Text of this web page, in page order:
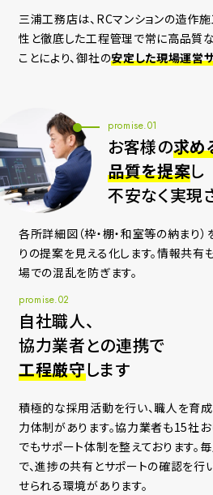
三浦工務店は、RCマンションの造作
性と徹底した工程管理で常に高品質
ことにより、御社の安定した現場運営
promise.01
お客様の求め
品質を提案し
不安なく実現
各所詳細図（枠・棚・和室等の納まり
りの提案を見える化します。情報共
場での混乱を防ぎます。
promise.02
自社職人、
協力業者との連携で
工程厳守します
積極的な採用活動を行い、職人を育
力体制があります。協力業者も15社
でもサポート体制を整えております。
で、進捗の共有とサポートの確認を行
せられる環境があります。